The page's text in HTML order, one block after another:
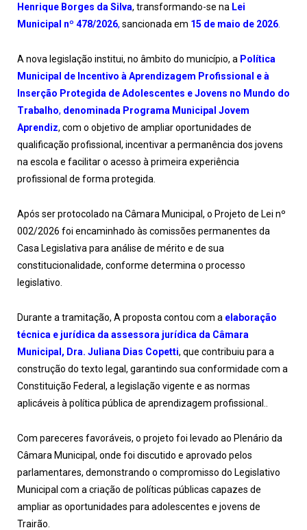
Henrique Borges da Silva, transformando-se na Lei
Municipal nº 478/2026, sancionada em 15 de maio de 2026
A nova legislação institui, no âmbito do município, a Política
Municipal de Incentivo à Aprendizagem Profissional e à
Inserção Protegida de Adolescentes e Jovens no Mundo do
Trabalho, denominada Programa Municipal Jovem
Aprendiz, com o objetivo de ampliar oportunidades de
qualificação profissional, incentivar a permanência dos jovens
na escola e facilitar o acesso à primeira experiência
profissional de forma protegida.
Após ser protocolado na Câmara Municipal, o Projeto de Lei nº
002/2026 foi encaminhado às comissões permanentes da
Casa Legislativa para análise de mérito e de sua
constitucionalidade, conforme determina o processo
legislativo.
Durante a tramitação, A proposta contou com a elaboração
técnica e jurídica da assessora jurídica da Câmara
Municipal, Dra. Juliana Dias Copetti, que contribuiu para a
construção do texto legal, garantindo sua conformidade com a
Constituição Federal, a legislação vigente e as normas
aplicáveis à política pública de aprendizagem profissional..
Com pareceres favoráveis, o projeto foi levado ao Plenário da
Câmara Municipal, onde foi discutido e aprovado pelos
parlamentares, demonstrando o compromisso do Legislativo
Municipal com a criação de políticas públicas capazes de
ampliar as oportunidades para adolescentes e jovens de
Trairão.